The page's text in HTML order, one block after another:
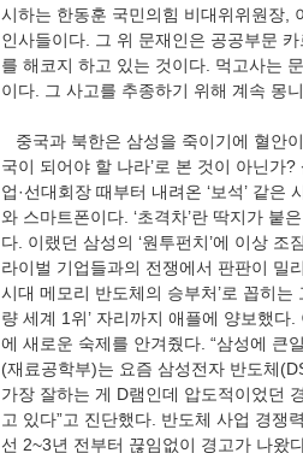
시하는 한동훈 국민의힘 비대위위원장,
인사들이다. 그 위 문재인은 공공부문
를 해코지 하고 있는 것이다. 먹고사는
이다. 그 사고를 추종하기 위해 계속 몽
중국과 북한은 삼성을 죽이기에 혈안
국이 되어야 할 나라’로 본 것이 아닌가
업·선대회장 때부터 내려온 ‘보석’ 같은
와 스마트폰이다. ‘초격차’란 딱지가 붙
다. 이랬던 삼성의 ‘원투펀치’에 이상
라이벌 기업들과의 전쟁에서 판판이 밀
시대 메모리 반도체의 승부처’로 꼽히
량 세계 1위’ 자리까지 애플에 양보했다
에 새로운 숙제를 안겨줬다. “삼성에 큰
(재료공학부)는 요즘 삼성전자 반도체
가장 잘하는 게 D램인데 압도적이었던
고 있다”고 진단했다. 반도체 사업 경
선 2~3년 전부터 끊임없이 경고가 나왔